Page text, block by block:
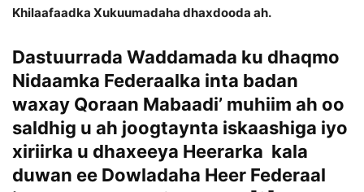
Khilaafaadka Xukuumadaha dhaxdooda ah.
Dastuurrada Waddamada ku dhaqmo
Nidaamka Federaalka inta badan
waxay Qoraan Mabaadi’ muhiim ah oo
saldhig u ah joogtaynta iskaashiga iyo
xiriirka u dhaxeeya Heerarka kala
duwan ee Dowladaha Heer Federaal